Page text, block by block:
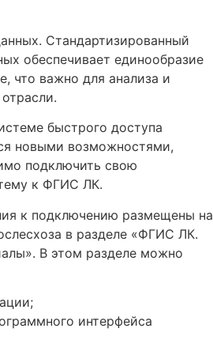
Стандартизированный
обеспечивает единообразие
что важно для анализа и
быстрого доступа
новыми возможностями,
подключить свою
к ФГИС ЛК.
к подключению размещены на
в разделе «ФГИС ЛК.
В этом разделе можно
интерфейса